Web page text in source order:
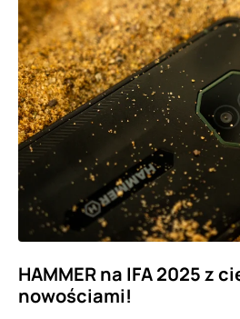
HAMMER na IFA 2025 z
nowościami!